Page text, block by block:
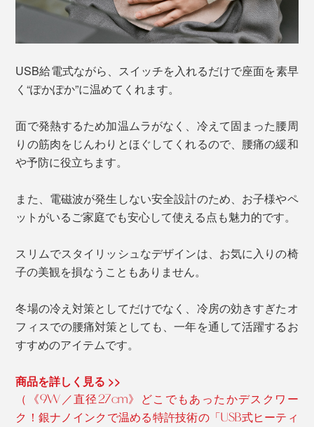
USB給電式ながら、スイッチを入れるだけで座面を素早
く“ぽかぽか”に温めてくれます。
面で発熱するため加温ムラがなく、冷えて固まった腰周
りの筋肉をじんわりとほぐしてくれるので、腰痛の緩和
や予防に役立ちます。
また、電磁波が発生しない安全設計のため、お子様やペ
ットがいるご家庭でも安心して使える点も魅力的です。
スリムでスタイリッシュなデザインは、お気に入りの椅
子の美観を損なうこともありません。
冬場の冷え対策としてだけでなく、冷房の効きすぎたオ
フィスでの腰痛対策としても、一年を通して活躍するお
すすめのアイテムです。
商品を詳しく見る >>
（《9W／直径27cm》どこでもあったかデスクワー
ク！銀ナノインクで温める特許技術の「USB式ヒーティ